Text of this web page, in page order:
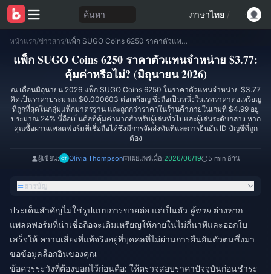
ค้นหา ภาษาไทย /
หน้าแรก/ข่าวสาร/ แพ็ก SUGO Coins 6250 ราคาตัวแทนจำหน่าย $3.77: คุ้มค่าหรือไม่? (มิถุนายน 2026)
แพ็ก SUGO Coins 6250 ราคาตัวแทนจำหน่าย $3.77:
คุ้มค่าหรือไม่? (มิถุนายน 2026)
ณ เดือนมิถุนายน 2026 แพ็ก SUGO Coins 6250 ในราคาตัวแทนจำหน่าย $3.77
คิดเป็นราคาประมาณ $0.000603 ต่อเหรียญ ซึ่งถือเป็นหนึ่งในเรทราคาต่อเหรียญ
ที่ถูกที่สุดในกลุ่มแพ็กมาตรฐาน และถูกกว่าราคาในร้านค้าภายในเกมที่ $4.99 อยู่
ประมาณ 24% นี่ถือเป็นดีลที่คุ้มค่ามากสำหรับผู้เล่นทั่วไปและผู้เล่นระดับกลาง หาก
คุณซื้อผ่านแพลตฟอร์มที่เชื่อถือได้ซึ่งมีการจัดส่งทันทีและการยืนยัน ID บัญชีที่ถูก
ต้อง
ผู้เขียน: Olivia Thompson เผยแพร่เมื่อ:2026/06/19 5 min อ่าน
สารบัญ
ประเด็นสำคัญไม่ใช่รูปแบบการขายต่อ แต่เป็นตัว ผู้ขายต่างหาก
แพลตฟอร์มที่น่าเชื่อถือจะเติมเหรียญให้ภายในไม่กี่นาทีและออกใบ
เสร็จให้ ความเสี่ยงที่แท้จริงอยู่ที่บุคคลที่ไม่ผ่านการยืนยันตัวตนซึ่งมา
ขอข้อมูลล็อกอินของคุณ
ข้อควรระวังที่ต้องบอกไว้ก่อนคือ: ให้ตรวจสอบราคาปัจจุบันก่อนชำระ